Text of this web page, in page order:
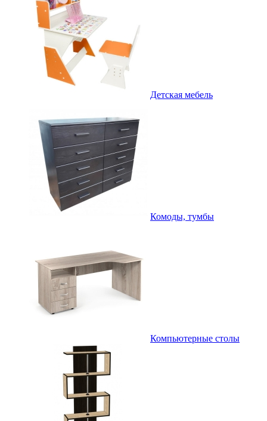
Детская мебель
Комоды, тумбы
Компьютерные столы